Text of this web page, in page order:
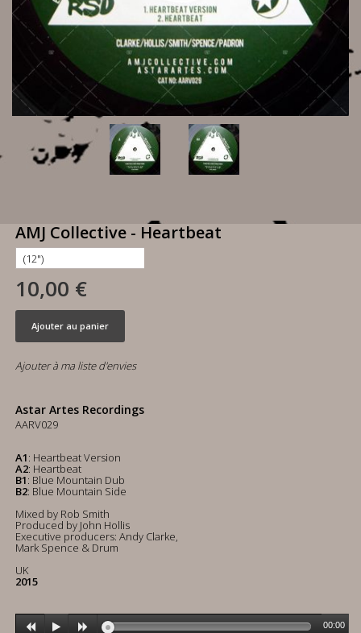
AMJ Collective - Heartbeat
10,00 €
Ajouter au panier
Ajouter à ma liste d'envies
Astar Artes Recordings
AARV029
A1: Heartbeat Version
A2: Heartbeat
B1: Blue Mountain Dub
B2: Blue Mountain Side
Mixed by Rob Smith
Produced by John Hollis
Executive producers: Andy Clarke,
Mark Spence & Drum
UK
2015
00:00